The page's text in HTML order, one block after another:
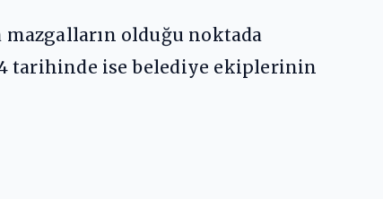
mazgalların olduğu noktada
tarihinde ise belediye ekiplerinin